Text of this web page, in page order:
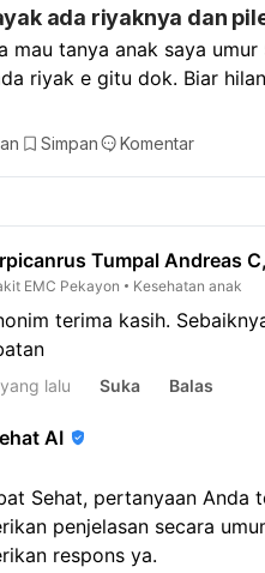
ada riyaknya dan
mau tanya anak saya
Simpan Komentar
Tumpal Andreas
EMC Pekayon
Kesehatan anak
terima kasih.
lalu Suka Balas
AI
Sehat, pertanyaan Anda
penjelasan secara
respons ya.